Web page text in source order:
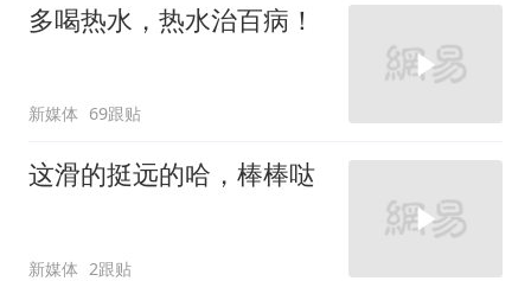
多喝热水，热水治百病！
新媒体 69跟贴
这滑的挺远的哈，棒棒哒
新媒体 2跟贴